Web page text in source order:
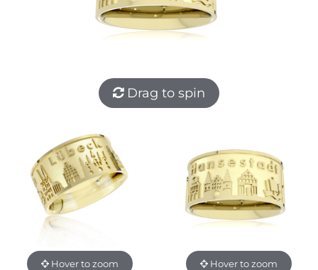
Drag to spin
Hover to zoom Hover to zoom